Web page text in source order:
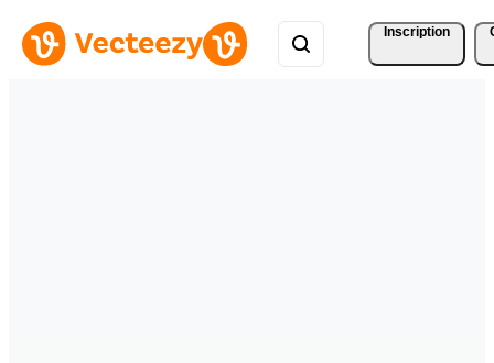
Inscription